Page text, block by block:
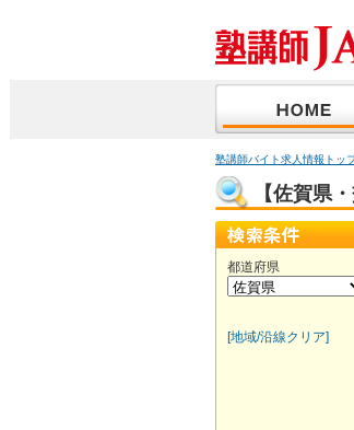
塾講師バイト求人情報トッ
【佐賀県
都道府県
[地域/沿線クリア]